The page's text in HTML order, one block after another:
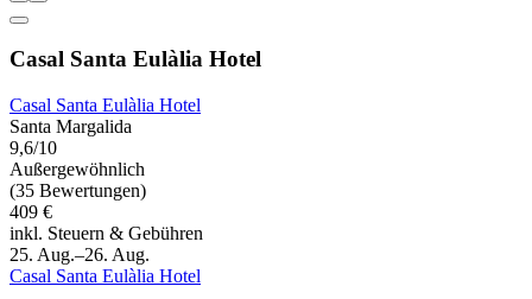
Casal Santa Eulàlia Hotel
Casal Santa Eulàlia Hotel
Santa Margalida
9,6/10
Außergewöhnlich
(35 Bewertungen)
409 €
inkl. Steuern & Gebühren
25. Aug.–26. Aug.
Casal Santa Eulàlia Hotel